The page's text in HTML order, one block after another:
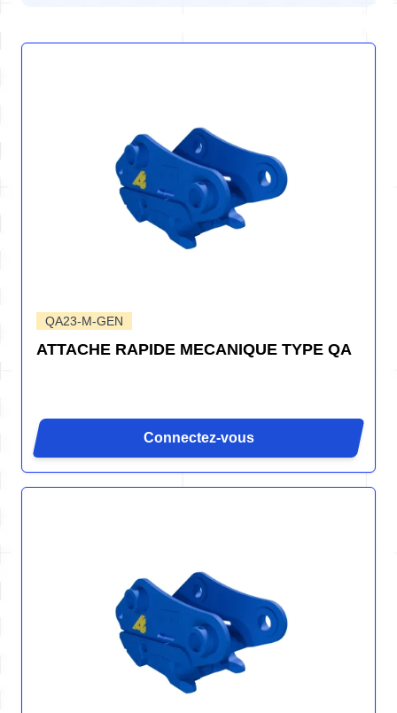
QA23-M-GEN
ATTACHE RAPIDE MECANIQUE TYPE QA
Connectez-vous